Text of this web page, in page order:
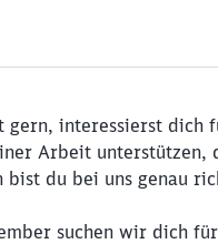
gern, interessierst dich
Arbeit unterstützen,
bist du bei uns genau
suchen wir dich